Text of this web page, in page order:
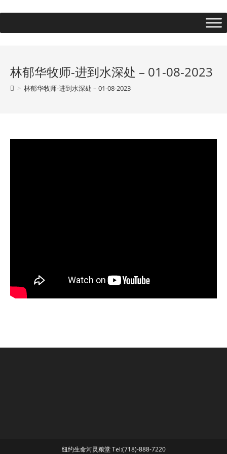
林郁华牧师-进到水深处 – 01-08-2023
> 林郁华牧师-进到水深处 – 01-08-2023
纽约生命河灵粮堂 Tel:(718)-888-7220